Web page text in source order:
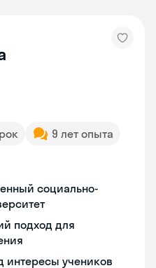
9 лет опыта
социально-
подход для
интересы учеников